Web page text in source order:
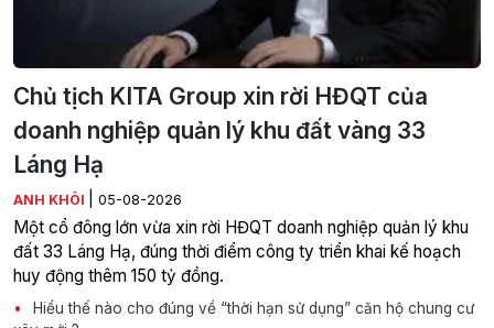
Chủ tịch KITA Group xin rời HĐQT của
doanh nghiệp quản lý khu đất vàng 33
Láng Hạ
ANH KHÔI 05-08-2026
Một cổ đông lớn vừa xin rời HĐQT doanh nghiệp quản lý khu
đất 33 Láng Hạ, đúng thời điểm công ty triển khai kế hoạch
huy động thêm 150 tỷ đồng.
Hiểu thế nào cho đúng về “thời hạn sử dụng” căn hộ chung cư